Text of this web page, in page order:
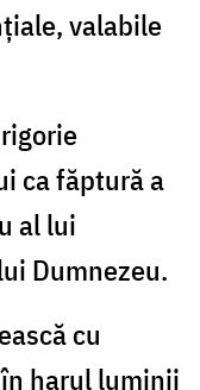
valabile
ca făptură a
al lui
Dumnezeu.
cu
harul luminii